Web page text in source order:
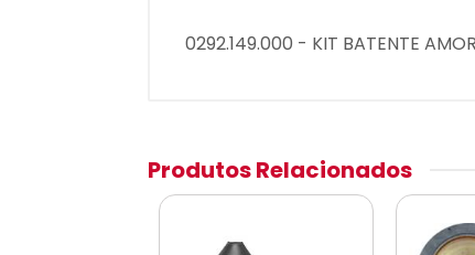
0292.149.000 - KIT BATENTE
Produtos Relacionados